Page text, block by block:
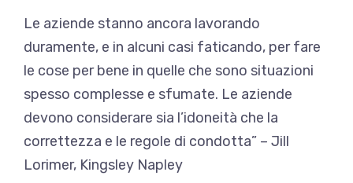
Le aziende stanno ancora lavorando
duramente, e in alcuni casi faticando, per fare
le cose per bene in quelle che sono situazioni
spesso complesse e sfumate. Le aziende
devono considerare sia l’idoneità che la
correttezza e le regole di condotta” – Jill
Lorimer, Kingsley Napley